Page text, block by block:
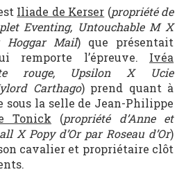
Iliade de Kerser (propriété de
Eventing, Untouchable M X
Hoggar Mail) que présentait
remporte l’épreuve. Ivéa
rouge, Upsilon X Ucie
Carthago) prend quant à
sous la selle de Jean-Philippe
Tonick (propriété d’Anne et
X Popy d’Or par Roseau d’Or)
cavalier et propriétaire clôt